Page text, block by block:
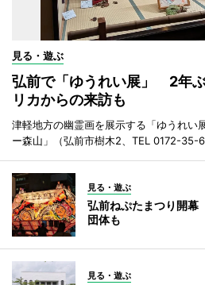
見る・遊ぶ
弘前で「ゆうれい展」 2年
リカからの来訪も
津軽地方の幽霊画を展示する「ゆうれい
ー森山」（弘前市樹木2、TEL 0172-35-
見る・遊ぶ
弘前ねぷたまつり開
団体も
見る・遊ぶ